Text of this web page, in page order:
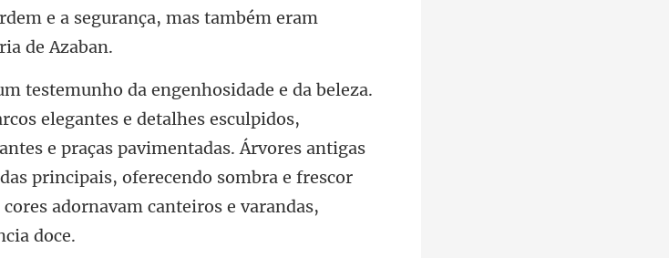
culpidos,
e praças pavimentadas. Árvores antigas
principais, ofe